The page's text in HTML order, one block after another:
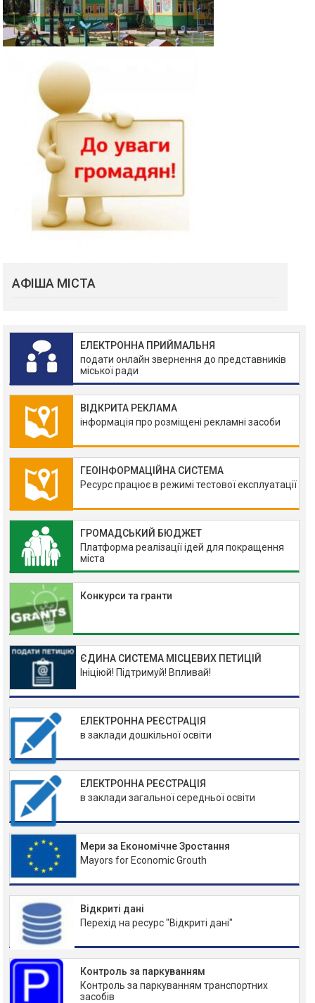
АФІША МІСТА
ЕЛЕКТРОННА ПРИЙМАЛЬНЯ
подати онлайн звернення до представників
міської ради
ВІДКРИТА РЕКЛАМА
інформація про розміщені рекламні засоби
ГЕОІНФОРМАЦІЙНА СИСТЕМА
Ресурс працює в режимі тестової експлуатації
ГРОМАДСЬКИЙ БЮДЖЕТ
Платформа реалізації ідей для покращення
міста
Конкурси та гранти
ЄДИНА СИСТЕМА МІСЦЕВИХ ПЕТИЦІЙ
Ініціюй! Підтримуй! Впливай!
ЕЛЕКТРОННА РЕЄСТРАЦІЯ
в заклади дошкільної освіти
ЕЛЕКТРОННА РЕЄСТРАЦІЯ
в заклади загальної середньої освіти
Мери за Економічне Зростання
Mayors for Economic Grouth
Відкриті дані
Перехід на ресурс "Відкриті дані"
Контроль за паркуванням
Контроль за паркуванням транспортних
засобів